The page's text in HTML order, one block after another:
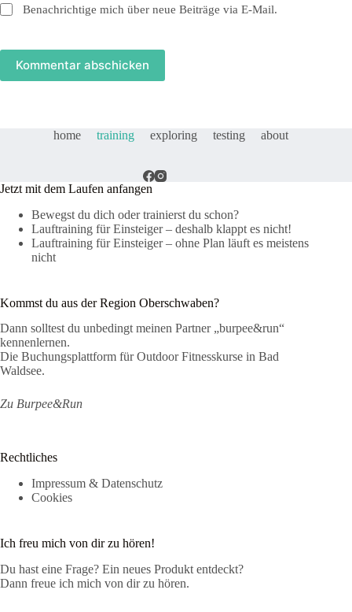
Benachrichtige mich über neue Beiträge via E-Mail.
Kommentar abschicken
home training exploring testing about
Jetzt mit dem Laufen anfangen
Bewegst du dich oder trainierst du schon?
Lauftraining für Einsteiger – deshalb klappt es nicht!
Lauftraining für Einsteiger – ohne Plan läuft es meistens
nicht
Kommst du aus der Region Oberschwaben?
Dann solltest du unbedingt meinen Partner „burpee&run“
kennenlernen.
Die Buchungsplattform für Outdoor Fitnesskurse in Bad
Waldsee.
Zu Burpee&Run
Rechtliches
Impressum & Datenschutz
Cookies
Ich freu mich von dir zu hören!
Du hast eine Frage? Ein neues Produkt entdeckt?
Dann freue ich mich von dir zu hören.